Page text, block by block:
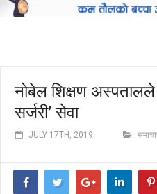
नोबेल शिक्षण
सर्जरी’ सेवा
JULY 17TH, 2019